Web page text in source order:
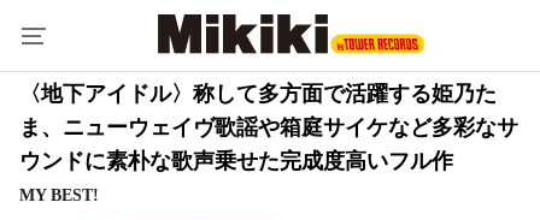
〈地下アイドル〉称して多方面で活躍する姫乃た
ま、ニューウェイヴ歌謡や箱庭サイケなど多彩なサ
ウンドに素朴な歌声乗せた完成度高いフル作
MY BEST!